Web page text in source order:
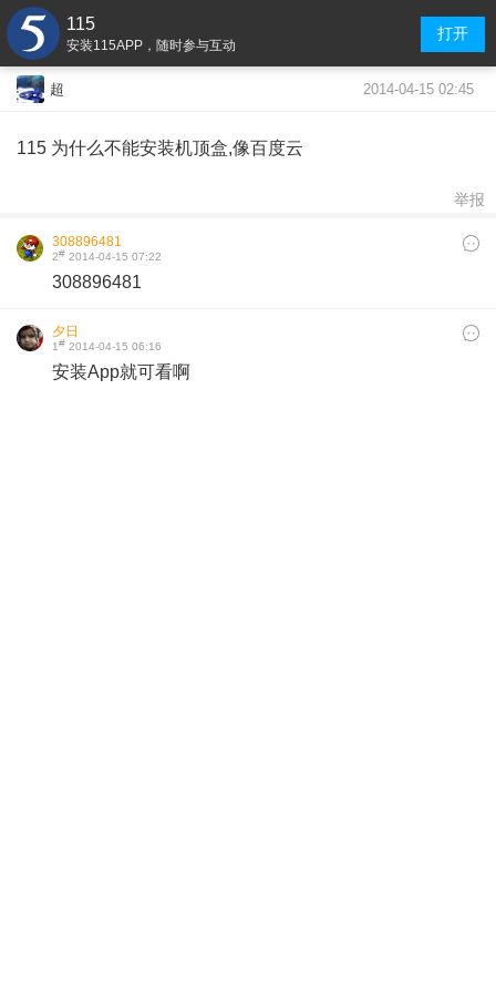
115
安装115APP，随时参与互动
打开
超 2014-04-15 02:45
115 为什么不能安装机顶盒,像百度云
举报
308896481
2# 2014-04-15 07:22
308896481
夕日
1# 2014-04-15 06:16
安装App就可看啊